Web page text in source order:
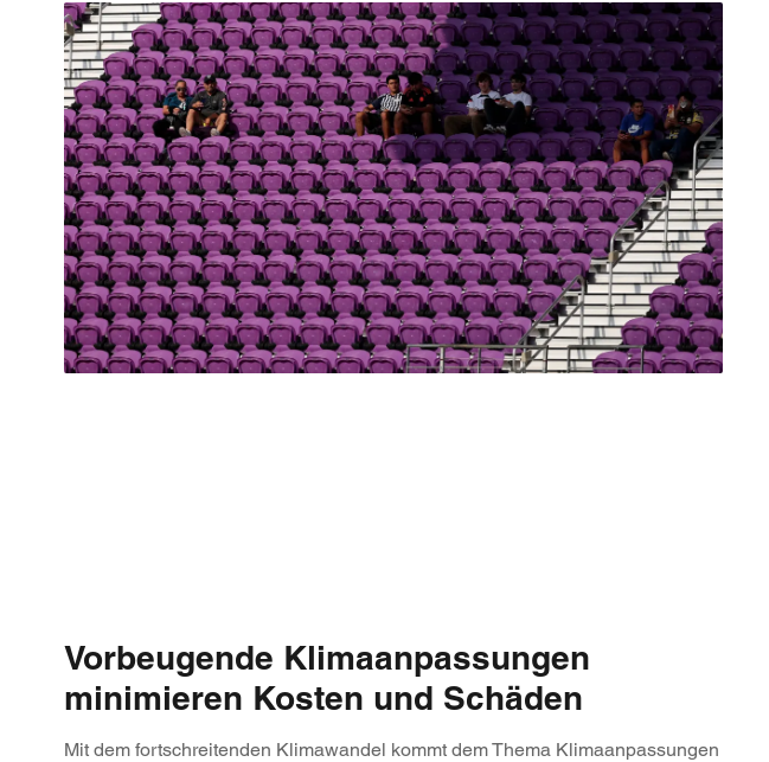
Vorbeugende Klimaanpassungen
minimieren Kosten und Schäden
Mit dem fortschreitenden Klimawandel kommt dem Thema Klimaanpassungen